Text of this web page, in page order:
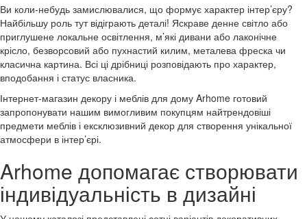
Ви коли-небудь замислювалися, що формує характер інтер’єру?
Найбільшу роль тут відіграють деталі! Яскраве денне світло або
приглушене локальне освітлення, м’які дивани або лаконічне
крісло, безворсовий або пухнастий килим, металева фреска чи
класична картина. Всі ці дрібниці розповідають про характер,
вподобання і статус власника.
Інтернет-магазин декору і меблів для дому Arhome готовий
запропонувати нашим вимогливим покупцям найтрендовіші
предмети меблів і ексклюзивний декор для створення унікальної
атмосфери в інтер’єрі.
Arhome допомагає створювати
індивідуальність в дизайні